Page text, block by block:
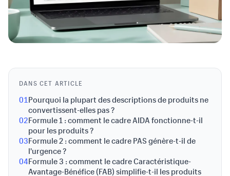
DANS CET ARTICLE
01Pourquoi la plupart des descriptions de produits ne
convertissent-elles pas ?
02Formule 1 : comment le cadre AIDA fonctionne-t-il
pour les produits ?
03Formule 2 : comment le cadre PAS génère-t-il de
l'urgence ?
04Formule 3 : comment le cadre Caractéristique-
Avantage-Bénéfice (FAB) simplifie-t-il les produits